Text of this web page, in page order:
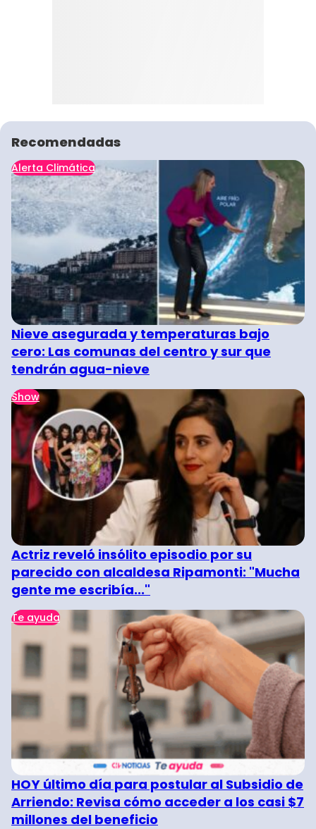
Recomendadas
Alerta Climática
Nieve asegurada y temperaturas bajo
cero: Las comunas del centro y sur que
tendrán agua-nieve
Show
Actriz reveló insólito episodio por su
parecido con alcaldesa Ripamonti: "Mucha
gente me escribía..."
Te ayuda
HOY último día para postular al Subsidio de
Arriendo: Revisa cómo acceder a los casi $7
millones del beneficio